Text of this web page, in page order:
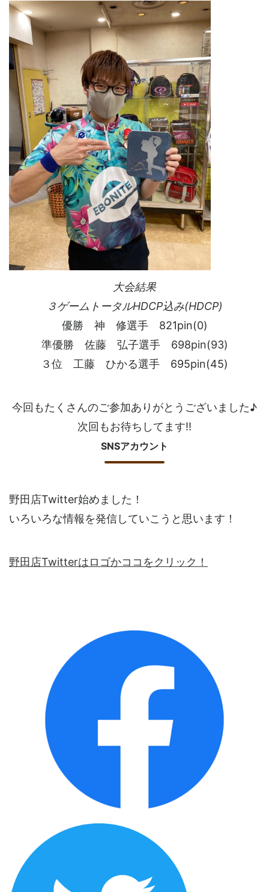
大会結果
３ゲームトータルHDCP込み(HDCP)
優勝 神 修選手 821pin(0)
準優勝 佐藤 弘子選手 698pin(93)
３位 工藤 ひかる選手 695pin(45)
今回もたくさんのご参加ありがとうございました♪
次回もお待ちしてます!!
SNSアカウント
野田店Twitter始めました！
いろいろな情報を発信していこうと思います！
野田店Twitterはロゴかココをクリック！